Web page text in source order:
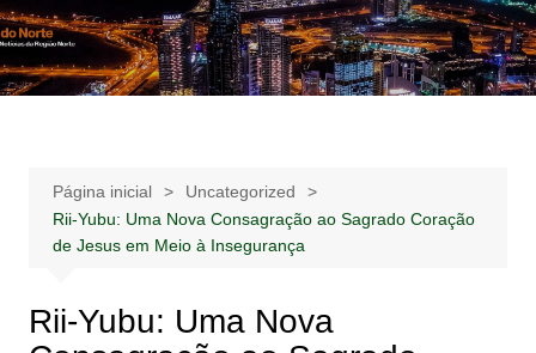
Ir
para
o
Notícias –
Publicidades –
Notícias – Publicidades – Anúncios
Página inicial
Uncategorized
Rii-Yubu: Uma Nova Consagração ao Sagrado Coração
de Jesus em Meio à Insegurança
Rii-Yubu: Uma Nova